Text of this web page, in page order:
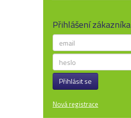
Přihlášení zákazníka
Přihlásit se
Nová registrace